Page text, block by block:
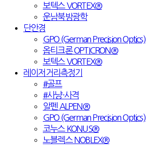
보텍스 VORTEX®
운남북방광학
단안경
GPO (German Precision Optics)
옵티크론 OPTICRON®
보텍스 VORTEX®
레이저거리측정기
#골프
#사냥·사격
알펜 ALPEN®
GPO (German Precision Optics)
코누스 KONUS®
노블렉스 NOBLEX®